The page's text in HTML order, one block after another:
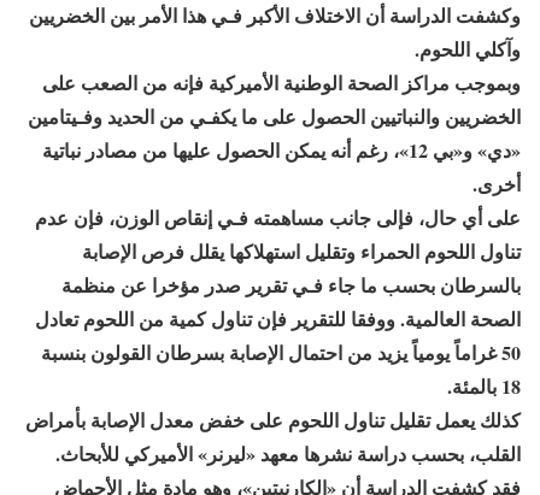
وكشفت الدراسة أن الاختلاف الأكبر فـي هذا الأمر بين الخضريين
وآكلي اللحوم.
وبموجب مراكز الصحة الوطنية الأميركية فإنه من الصعب على
الخضريين والنباتيين الحصول على ما يكفـي من الحديد وفـيتامين
«دي» و«بي 12»، رغم أنه يمكن الحصول عليها من مصادر نباتية
أخرى.
على أي حال، فإلى جانب مساهمته فـي إنقاص الوزن، فإن عدم
تناول اللحوم الحمراء وتقليل استهلاكها يقلل فرص الإصابة
بالسرطان بحسب ما جاء فـي تقرير صدر مؤخرا عن منظمة
الصحة العالمية. ووفقا للتقرير فإن تناول كمية من اللحوم تعادل
50 غراماً يومياً يزيد من احتمال الإصابة بسرطان القولون بنسبة
18 بالمئة.
كذلك يعمل تقليل تناول اللحوم على خفض معدل الإصابة بأمراض
القلب، بحسب دراسة نشرها معهد «ليرنر» الأميركي للأبحاث.
فقد كشفت الدراسة أن «الكارنيتين»، وهو مادة مثل الأحماض